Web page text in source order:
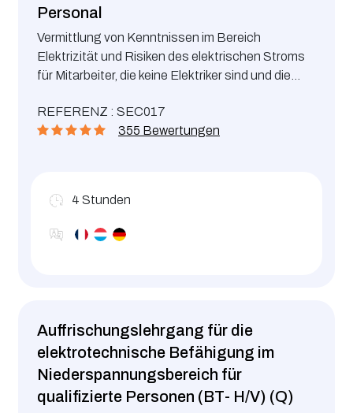
Personal
Vermittlung von Kenntnissen im Bereich
Elektrizität und Risiken des elektrischen Stroms
für Mitarbeiter, die keine Elektriker sind und die
REFERENZ : SEC017
355 Bewertungen
4 Stunden
Auffrischungslehrgang für die
elektrotechnische Befähigung im
Niederspannungsbereich für
qualifizierte Personen (BT- H/V) (Q)